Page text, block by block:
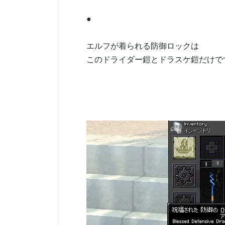
●
エルフが着られる防御ロックは
このドライダー鎧とドラスケ鎧だけで